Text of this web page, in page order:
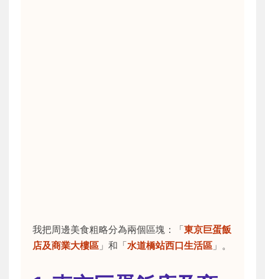
我把周邊美食粗略分為兩個區塊：「東京巨蛋飯
店及商業大樓區 」和「水道橋站西口生活區 」。